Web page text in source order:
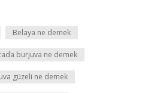
Belaya ne demek
burjuva ne demek
güzeli ne demek